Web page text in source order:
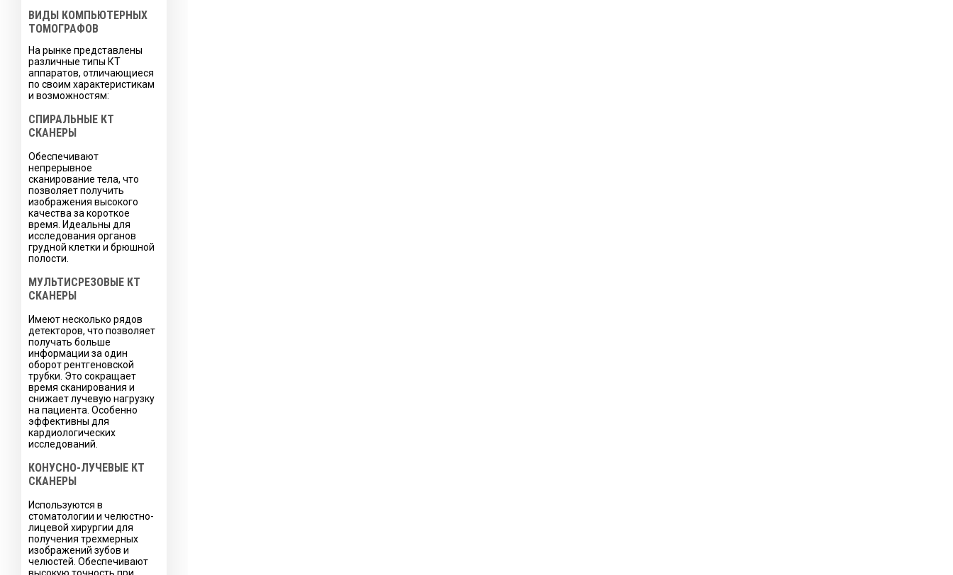
ВИДЫ КОМПЬЮТЕРНЫХ
ТОМОГРАФОВ
На рынке представлены
различные типы КТ
аппаратов, отличающиеся
по своим характеристикам
и возможностям:
СПИРАЛЬНЫЕ КТ
СКАНЕРЫ
Обеспечивают
непрерывное
сканирование тела, что
позволяет получить
изображения высокого
качества за короткое
время. Идеальны для
исследования органов
грудной клетки и брюшной
полости.
МУЛЬТИСРЕЗОВЫЕ КТ
СКАНЕРЫ
Имеют несколько рядов
детекторов, что позволяет
получать больше
информации за один
оборот рентгеновской
трубки. Это сокращает
время сканирования и
снижает лучевую нагрузку
на пациента. Особенно
эффективны для
кардиологических
исследований.
КОНУСНО-ЛУЧЕВЫЕ КТ
СКАНЕРЫ
Используются в
стоматологии и челюстно-
лицевой хирургии для
получения трехмерных
изображений зубов и
челюстей. Обеспечивают